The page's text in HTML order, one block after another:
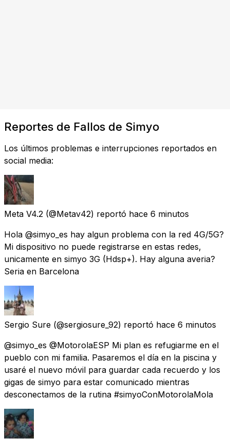
Reportes de Fallos de Simyo
Los últimos problemas e interrupciones reportados en
social media:
Meta V4.2 (@Metav42) reportó hace 6 minutos
Hola @simyo_es hay algun problema con la red 4G/5G?
Mi dispositivo no puede registrarse en estas redes,
unicamente en simyo 3G (Hdsp+). Hay alguna averia?
Seria en Barcelona
Sergio Sure (@sergiosure_92) reportó hace 6 minutos
@simyo_es @MotorolaESP Mi plan es refugiarme en el
pueblo con mi familia. Pasaremos el día en la piscina y
usaré el nuevo móvil para guardar cada recuerdo y los
gigas de simyo para estar comunicado mientras
desconectamos de la rutina #simyoConMotorolaMola